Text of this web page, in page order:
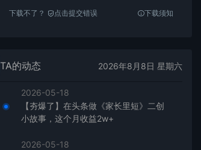
下载不了？ 点击提交错误 下载须知
TA的动态 2026年8月8日 星期六
2026-05-18
【夯爆了】在头条做《家长里短》二创
小故事，这个月收益2w+
2026-05-18